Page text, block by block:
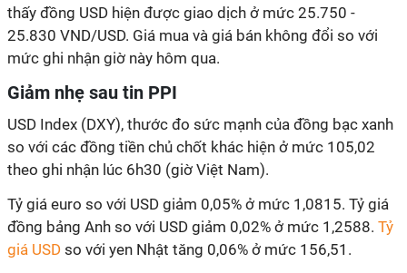
thấy đồng USD hiện được giao dịch ở mức 25.750 -
25.830 VND/USD. Giá mua và giá bán không đổi so với
mức ghi nhận giờ này hôm qua.
Giảm nhẹ sau tin PPI
USD Index (DXY), thước đo sức mạnh của đồng bạc xanh
so với các đồng tiền chủ chốt khác hiện ở mức 105,02
theo ghi nhận lúc 6h30 (giờ Việt Nam).
Tỷ giá euro so với USD giảm 0,05% ở mức 1,0815. Tỷ giá
đồng bảng Anh so với USD giảm 0,02% ở mức 1,2588. Tỷ
giá USD so với yen Nhật tăng 0,06% ở mức 156,51.